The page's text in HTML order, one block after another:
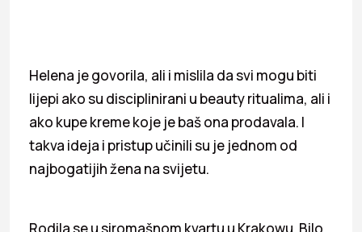
Helena je govorila, ali i mislila da svi mogu biti
lijepi ako su disciplinirani u beauty ritualima, ali i
ako kupe kreme koje je baš ona prodavala. I
takva ideja i pristup učinili su je jednom od
najbogatijih žena na svijetu.